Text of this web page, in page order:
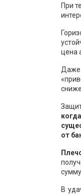
При
цена
Даже
от
В